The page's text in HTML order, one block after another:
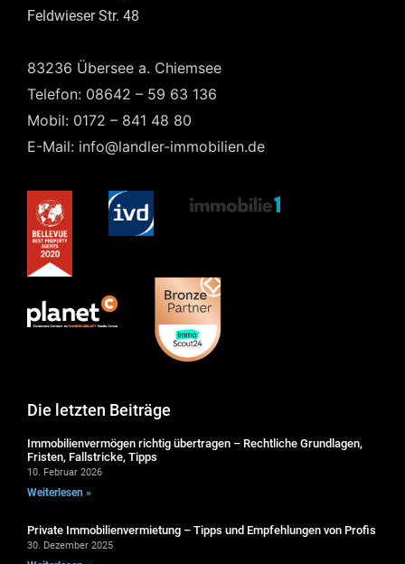
Feldwieser Str. 48
83236 Übersee a. Chiemsee
Telefon: 08642 – 59 63 136
Mobil: 0172 – 841 48 80
E-Mail: info@landler-immobilien.de
Die letzten Beiträge
Immobilienvermögen richtig übertragen – Rechtliche Grundlagen,
Fristen, Fallstricke, Tipps
10. Februar 2026
Weiterlesen »
Private Immobilienvermietung – Tipps und Empfehlungen von Profis
30. Dezember 2025